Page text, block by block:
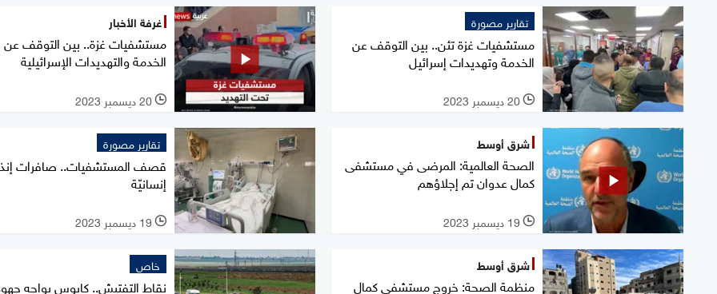
تقارير مصورة
مستشفيات غزة تئن.. بين التوقف عن
الخدمة وتهديدات إسرائيل
l 20 ديسمبر 2023
غرفة الأخبار
مستشفيات غزة.. بين التوقف عن
الخدمة والتهديدات الإسرائيلية
l 20 ديسمبر 2023
شرق أوسط
الصحة العالمية: المرضى في مستشفى
كمال عدوان تم إجلاؤهم
l 19 ديسمبر 2023
تقارير مصورة
قصف المستشفيات.. صافرات
إنسانيّة
l 19 ديسمبر 2023
شرق أوسط
منظمة الصحة: خروج مستشفى كمال
خاص
نقاط التفتيش.. كابوس يواجه